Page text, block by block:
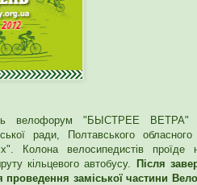
велофорум "БЫСТРЕЕ
ради, Полтавського обласного
Колона велосипедистів проїде
кільцевого автобусу. Після
проведення заміської частини